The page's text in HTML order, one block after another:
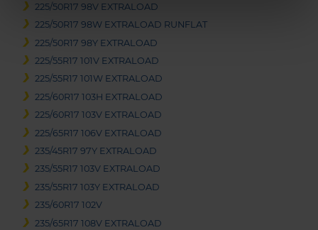
225/50R17 98V EXTRALOAD
225/50R17 98W EXTRALOAD RUNFLAT
225/50R17 98Y EXTRALOAD
225/55R17 101V EXTRALOAD
225/55R17 101W EXTRALOAD
225/60R17 103H EXTRALOAD
225/60R17 103V EXTRALOAD
225/65R17 106V EXTRALOAD
235/45R17 97Y EXTRALOAD
235/55R17 103V EXTRALOAD
235/55R17 103Y EXTRALOAD
235/60R17 102V
235/65R17 108V EXTRALOAD